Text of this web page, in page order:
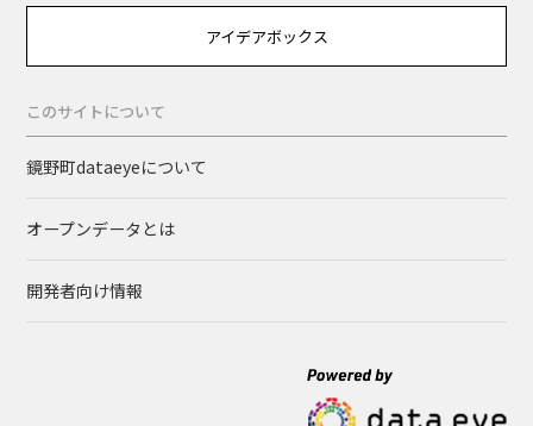
アイデアボックス
このサイトについて
鏡野町dataeyeについて
オープンデータとは
開発者向け情報